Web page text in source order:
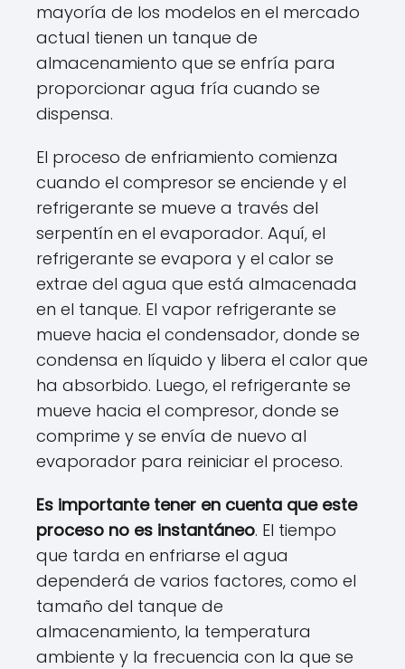
mayoría de los modelos en el mercado
actual tienen un tanque de
almacenamiento que se enfría para
proporcionar agua fría cuando se
dispensa.
El proceso de enfriamiento comienza
cuando el compresor se enciende y el
refrigerante se mueve a través del
serpentín en el evaporador. Aquí, el
refrigerante se evapora y el calor se
extrae del agua que está almacenada
en el tanque. El vapor refrigerante se
mueve hacia el condensador, donde se
condensa en líquido y libera el calor que
ha absorbido. Luego, el refrigerante se
mueve hacia el compresor, donde se
comprime y se envía de nuevo al
evaporador para reiniciar el proceso.
Es importante tener en cuenta que este
proceso no es instantáneo. El tiempo
que tarda en enfriarse el agua
dependerá de varios factores, como el
tamaño del tanque de
almacenamiento, la temperatura
ambiente y la frecuencia con la que se